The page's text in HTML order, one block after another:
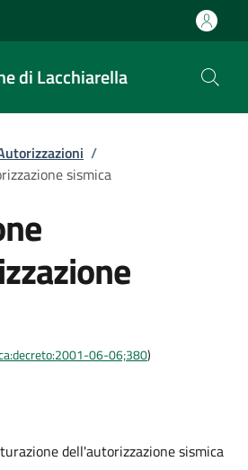
di Lacchiarella
/
sismica
06-06;380)
dell'autorizzazione sismica